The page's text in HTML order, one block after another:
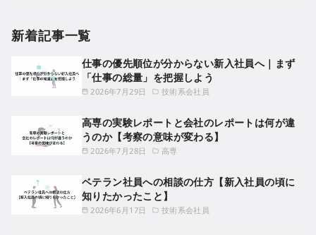
新着記事一覧
2026年7月29日 技術系会社員
仕事の優先順位が分からない新入社員へ｜まず
「仕事の総量」を把握しよう
2026年7月28日 高専
高専の実験レポートと会社のレポートは何が違
うのか【考察の意味が変わる】
2026年6月17日 技術系会社員
ベテラン社員への相談の仕方【新入社員の頃に
知りたかったこと】